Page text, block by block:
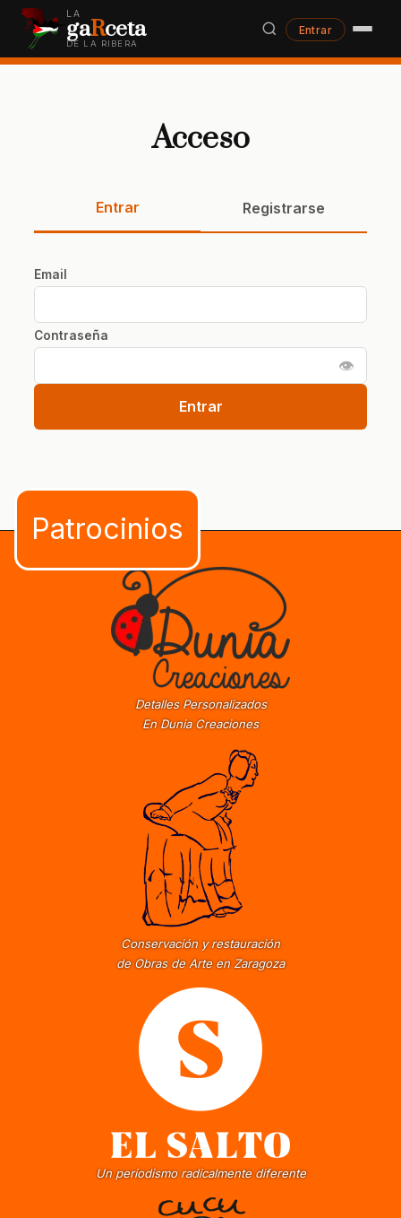
LA
gaRceta
DE LA RIBERA
Entrar
Acceso
Entrar Registrarse
Email
Contraseña
👁
Entrar
Detalles Personalizados
En Dunia Creaciones
Conservación y restauración
de Obras de Arte en Zaragoza
Un periodismo radicalmente diferente